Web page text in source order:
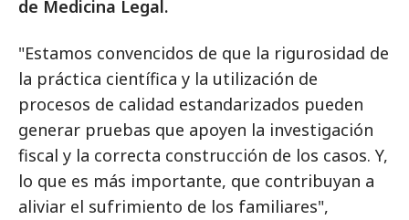
de Medicina Legal.
"Estamos convencidos de que la rigurosidad de
la práctica científica y la utilización de
procesos de calidad estandarizados pueden
generar pruebas que apoyen la investigación
fiscal y la correcta construcción de los casos. Y,
lo que es más importante, que contribuyan a
aliviar el sufrimiento de los familiares",